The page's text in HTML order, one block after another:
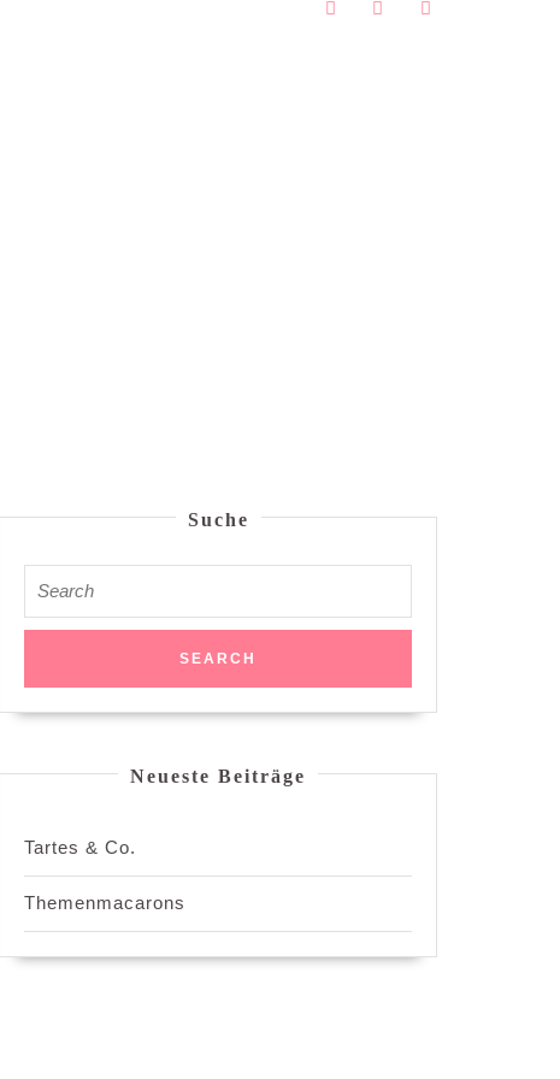
Suche
Neueste Beiträge
Tartes & Co.
Themenmacarons